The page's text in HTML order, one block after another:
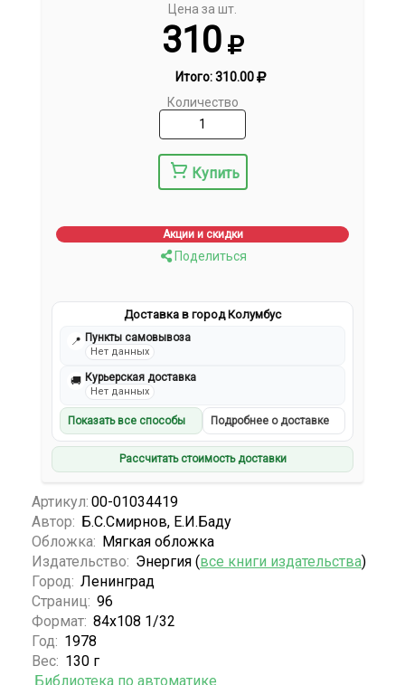
Цена за шт.
310
Итого:310.00
Количество
Купить
Акции и скидки
Поделиться
Доставка в город Колумбус
📍 Пункты самовывоза
Нет данных
🚚 Курьерская доставка
Нет данных
Показать все способы Подробнее о доставке
Рассчитать стоимость доставки
Артикул: 00-01034419
Автор: Б.С.Смирнов, Е.И.Баду
Обложка: Мягкая обложка
Издательство: Энергия (все книги издательства)
Город: Ленинград
Страниц: 96
Формат: 84x108 1/32
Год: 1978
Вес: 130 г
Библиотека по автоматике